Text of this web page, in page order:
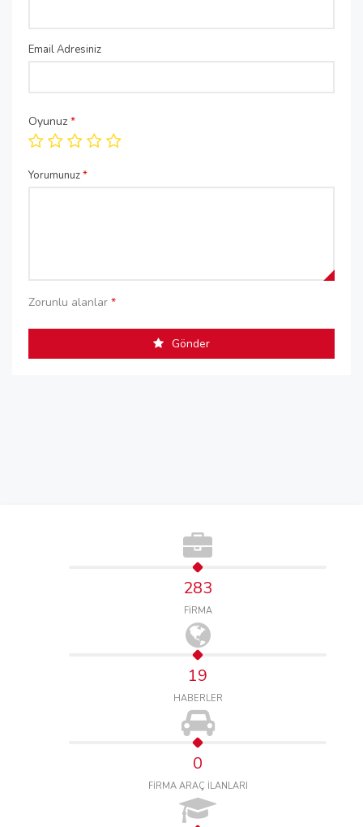
Email Adresiniz
Oyunuz *
Yorumunuz*
Zorunlu alanlar *
Gönder
283
FİRMA
19
HABERLER
0
FİRMA ARAÇ İLANLARI